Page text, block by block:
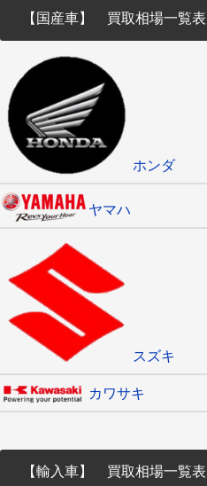
【国産車】 買取相場一覧表
ホンダ
ヤマハ
スズキ
カワサキ
【輸入車】 買取相場一覧表